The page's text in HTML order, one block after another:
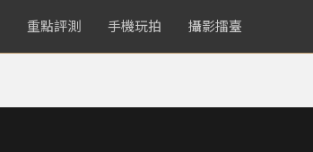
重點評測 手機玩拍 攝影擂臺